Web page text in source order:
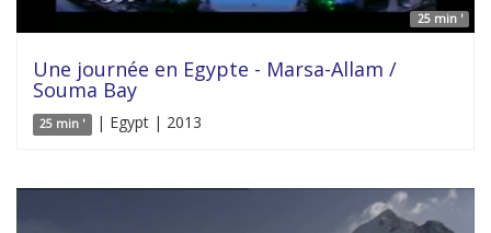
25 min '
Une journée en Egypte - Marsa-Allam /
Souma Bay
25 min ' | Egypt | 2013